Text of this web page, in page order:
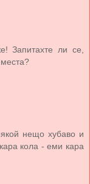
Запитахте ли се,
нещо хубаво и
кола - еми кара